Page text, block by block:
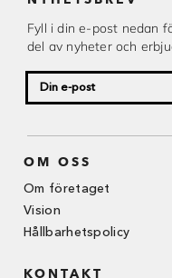
Fyll i din e-post nedan
del av nyheter och
OM OSS
Om företaget
Vision
Hållbarhetspolicy
KONTAKT